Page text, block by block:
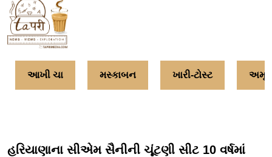
આખી ચા મસ્કાબન ખારી-ટોસ્ટ
હરિયાણાના સીએમ સૈનીની ચૂંટણી સીટ 10 વર્ષમાં